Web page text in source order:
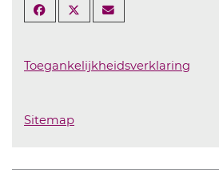
Toegankelijkheidsverklaring
Sitemap